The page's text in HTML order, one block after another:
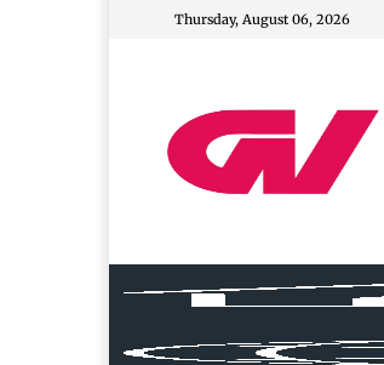
Thursday, August 06, 2026